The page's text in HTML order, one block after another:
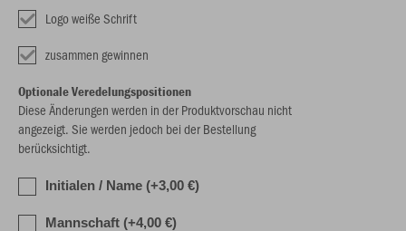
Logo weiße Schrift
zusammen gewinnen
Optionale Veredelungspositionen
Diese Änderungen werden in der Produktvorschau nicht
angezeigt. Sie werden jedoch bei der Bestellung
berücksichtigt.
Initialen / Name (+3,00 €)
Mannschaft (+4,00 €)